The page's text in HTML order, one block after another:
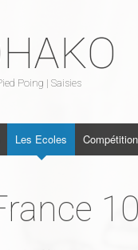
Poing | Saisies
Les Ecoles